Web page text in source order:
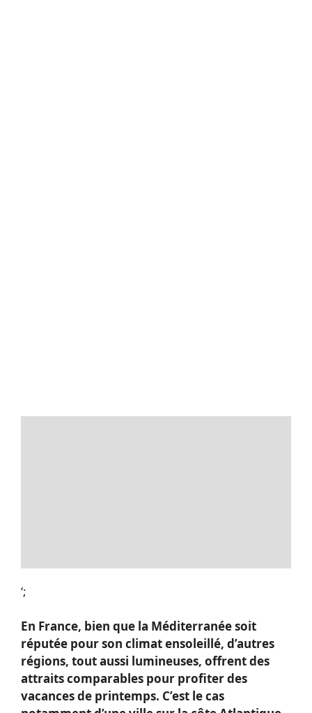
‘;
En France, bien que la Méditerranée soit
réputée pour son climat ensoleillé, d’autres
régions, tout aussi lumineuses, offrent des
attraits comparables pour profiter des
vacances de printemps. C’est le cas